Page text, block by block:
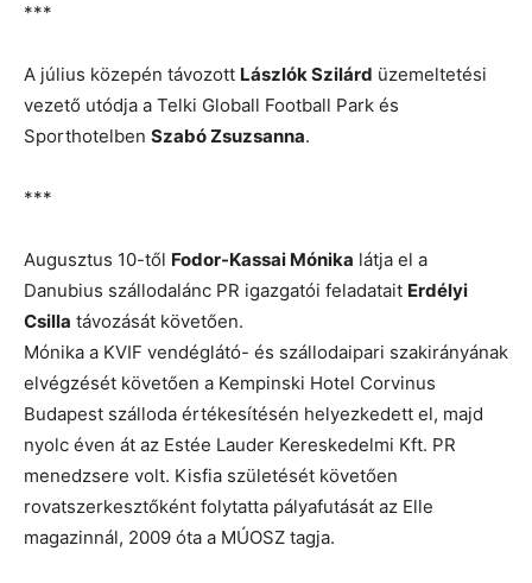
***
A július közepén távozott Lászlók Szilárd üzemeltetési
vezető utódja a Telki Globall Football Park és
Sporthotelben Szabó Zsuzsanna.
***
Augusztus 10-től Fodor-Kassai Mónika látja el a
Danubius szállodalánc PR igazgatói feladatait Erdélyi
Csilla távozását követően.
Mónika a KVIF vendéglátó- és szállodaipari szakirányának
elvégzését követően a Kempinski Hotel Corvinus
Budapest szálloda értékesítésén helyezkedett el, majd
nyolc éven át az Estée Lauder Kereskedelmi Kft. PR
menedzsere volt. Kisfia születését követően
rovatszerkesztőként folytatta pályafutását az Elle
magazinnál, 2009 óta a MÚOSZ tagja.